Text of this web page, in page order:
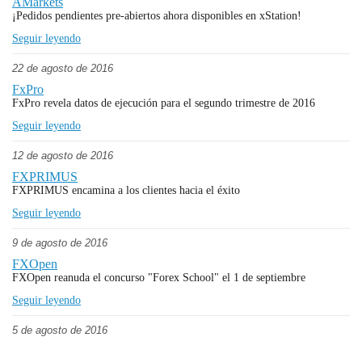
¡Pedidos pendientes pre-abiertos ahora disponibles en xStation!
Seguir leyendo
22 de agosto de 2016
FxPro
FxPro revela datos de ejecución para el segundo trimestre de 2016
Seguir leyendo
12 de agosto de 2016
FXPRIMUS
FXPRIMUS encamina a los clientes hacia el éxito
Seguir leyendo
9 de agosto de 2016
FXOpen
FXOpen reanuda el concurso "Forex School" el 1 de septiembre
Seguir leyendo
5 de agosto de 2016